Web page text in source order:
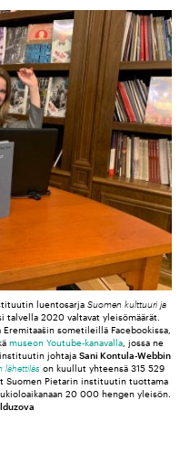
luentosarja Suomen kulttuuri ja
talvella 2020 valtavat yleisömäärät.
sometileillä Facebookissa,
museon Youtube-kanavalla, jossa ne
johtaja Sani Kontula-Webbin
lähettiläs on kuullut yhteensä 315 529
Suomen Pietarin instituutin tuottama
20 000 hengen yleisön.